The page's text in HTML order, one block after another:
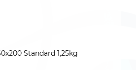
Standard 1,25kg